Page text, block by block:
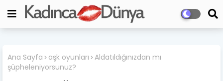
Ana Sayfa aşk oyunları Aldatıldığınızdan mı
şüpheleniyorsunuz?